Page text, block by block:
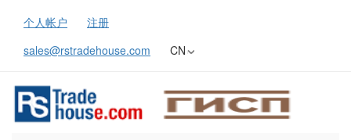
个人帐户
注册
sales@rstradehouse.com
CN